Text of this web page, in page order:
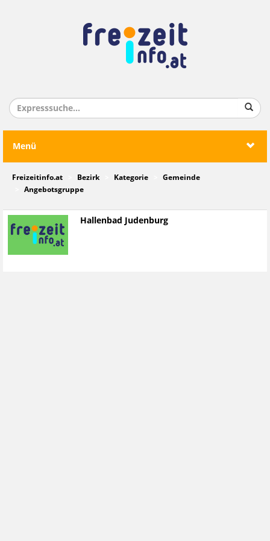
Menü
Freizeitinfo.at Bezirk Kategorie
Gemeinde
Angebotsgruppe
Hallenbad Judenburg